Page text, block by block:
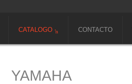
CATALOGO CONTACTO
YAMAHA